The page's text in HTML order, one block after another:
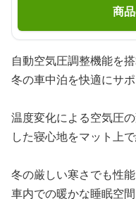
商
自動空気圧調整機能を
冬の車中泊を快適にサポ
温度変化による空気圧
した寝心地をマット上で
冬の厳しい寒さでも性
車内での暖かな睡眠空間